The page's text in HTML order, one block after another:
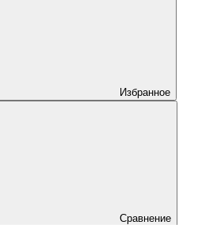
Избранное
Сравнение